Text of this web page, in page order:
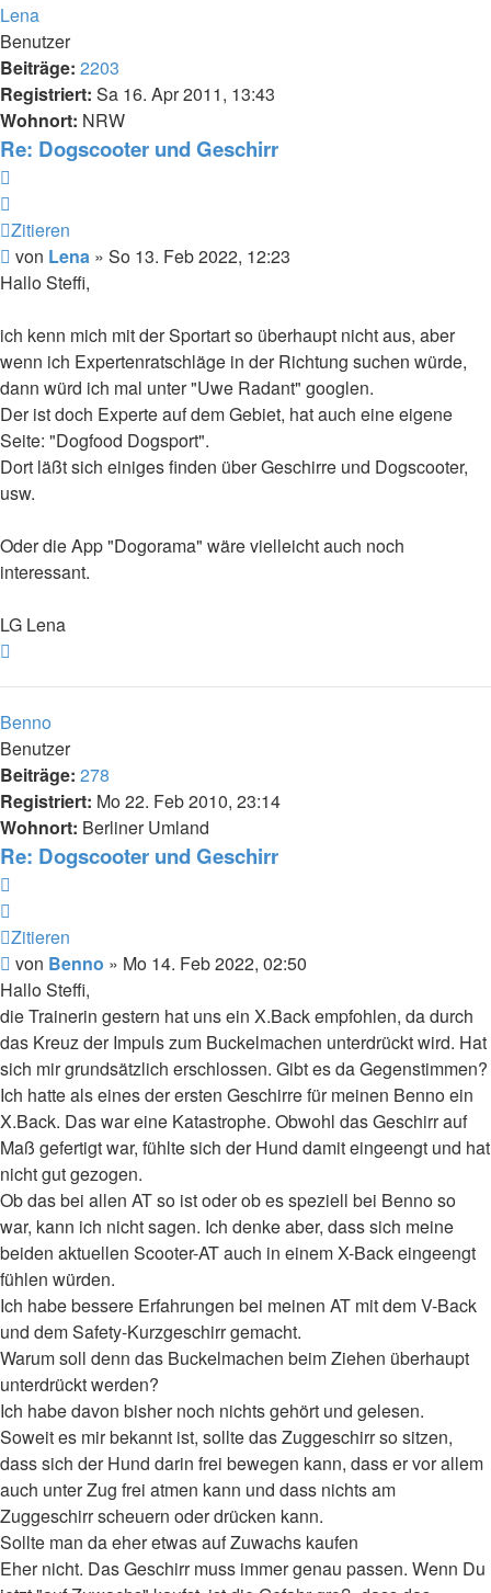
Lena
Benutzer
Beiträge: 2203
Registriert: Sa 16. Apr 2011, 13:43
Wohnort: NRW
Re: Dogscooter und Geschirr
Zitieren
Beitrag
von Lena » So 13. Feb 2022, 12:23
Hallo Steffi,
ich kenn mich mit der Sportart so überhaupt nicht aus, aber
wenn ich Expertenratschläge in der Richtung suchen würde,
dann würd ich mal unter "Uwe Radant" googlen.
Der ist doch Experte auf dem Gebiet, hat auch eine eigene
Seite: "Dogfood Dogsport".
Dort läßt sich einiges finden über Geschirre und Dogscooter,
usw.
Oder die App "Dogorama" wäre vielleicht auch noch
interessant.
LG Lena
Benno
Benutzer
Beiträge: 278
Registriert: Mo 22. Feb 2010, 23:14
Wohnort: Berliner Umland
Re: Dogscooter und Geschirr
Zitieren
Beitrag
von Benno » Mo 14. Feb 2022, 02:50
Hallo Steffi,
die Trainerin gestern hat uns ein X.Back empfohlen, da durch
das Kreuz der Impuls zum Buckelmachen unterdrückt wird. Hat
sich mir grundsätzlich erschlossen. Gibt es da Gegenstimmen?
Ich hatte als eines der ersten Geschirre für meinen Benno ein
X.Back. Das war eine Katastrophe. Obwohl das Geschirr auf
Maß gefertigt war, fühlte sich der Hund damit eingeengt und hat
nicht gut gezogen.
Ob das bei allen AT so ist oder ob es speziell bei Benno so
war, kann ich nicht sagen. Ich denke aber, dass sich meine
beiden aktuellen Scooter-AT auch in einem X-Back eingeengt
fühlen würden.
Ich habe bessere Erfahrungen bei meinen AT mit dem V-Back
und dem Safety-Kurzgeschirr gemacht.
Warum soll denn das Buckelmachen beim Ziehen überhaupt
unterdrückt werden?
Ich habe davon bisher noch nichts gehört und gelesen.
Soweit es mir bekannt ist, sollte das Zuggeschirr so sitzen,
dass sich der Hund darin frei bewegen kann, dass er vor allem
auch unter Zug frei atmen kann und dass nichts am
Zuggeschirr scheuern oder drücken kann.
Sollte man da eher etwas auf Zuwachs kaufen
Eher nicht. Das Geschirr muss immer genau passen. Wenn Du